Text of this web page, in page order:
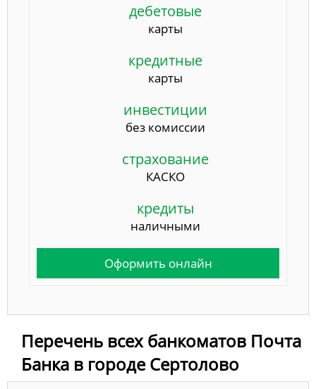
дебетовые
карты
кредитные
карты
инвестиции
без комиссии
страхование
КАСКО
кредиты
наличными
Оформить онлайн
Перечень всех банкоматов Почта
Банка в городе Сертолово